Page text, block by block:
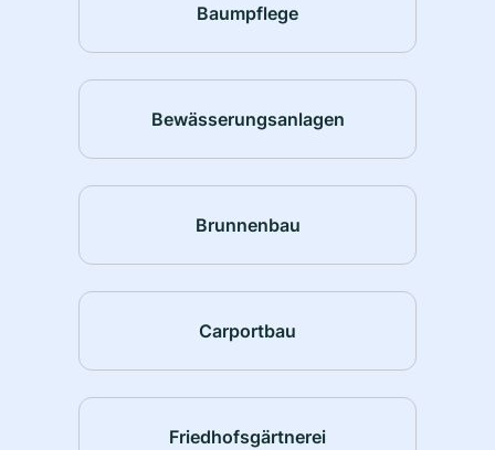
Baumpflege
Bewässerungsanlagen
Brunnenbau
Carportbau
Friedhofsgärtnerei